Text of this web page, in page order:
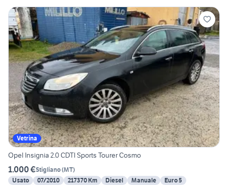
Vetrina
Opel Insignia 2.0 CDTI Sports Tourer Cosmo
1.000 €Stigliano(MT)
Usato
07/2010 217370 Km Diesel Manuale
Euro 5